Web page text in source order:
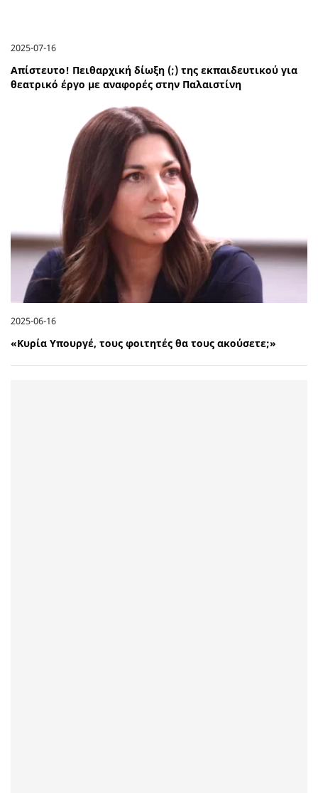
2025-07-16
Απίστευτο! Πειθαρχική δίωξη (;) της εκπαιδευτικού για
θεατρικό έργο με αναφορές στην Παλαιστίνη
2025-06-16
«Κυρία Υπουργέ, τους φοιτητές θα τους ακούσετε;»